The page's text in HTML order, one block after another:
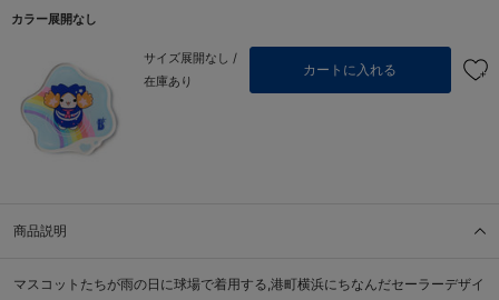
カラー展開なし
サイズ展開なし /
在庫あり
カートに入れる
商品説明
マスコットたちが雨の日に球場で着用する,港町横浜にちなんだセーラーデザイ